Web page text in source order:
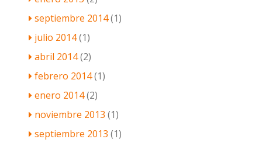
septiembre 2014(1)
julio 2014(1)
abril 2014(2)
febrero 2014(1)
enero 2014(2)
noviembre 2013 (1)
septiembre 2013 (1)